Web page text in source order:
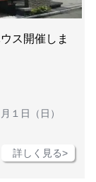
ス開催しま
１日（日）
詳しく見る>